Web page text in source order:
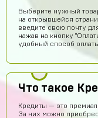
Выберите нужный
на открывшейся
введите свою почту
нажав на кнопку
удобный способ
Что такое
Кредиты — это
За них можно
Тебе какая разница
ребят сайт не
Гавриил Воронцов
Сейчас
Норм???
Ера Ера